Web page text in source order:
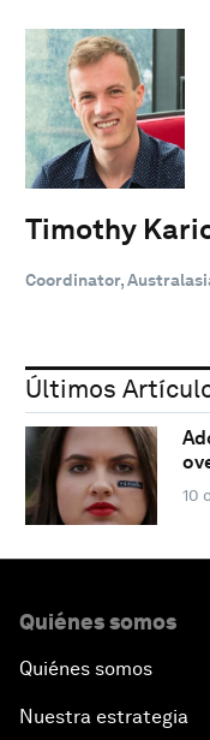
Timothy
Coordinator,
Últimos
10
Quiénes somos
Quiénes somos
Nuestra estrategia